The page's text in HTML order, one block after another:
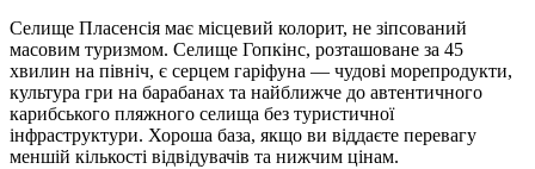
Селище Пласенсія має місцевий колорит, не зіпсований
масовим туризмом. Селище Гопкінс, розташоване за 45
хвилин на північ, є серцем гаріфуна — чудові морепродукти,
культура гри на барабанах та найближче до автентичного
карибського пляжного селища без туристичної
інфраструктури. Хороша база, якщо ви віддаєте перевагу
меншій кількості відвідувачів та нижчим цінам.